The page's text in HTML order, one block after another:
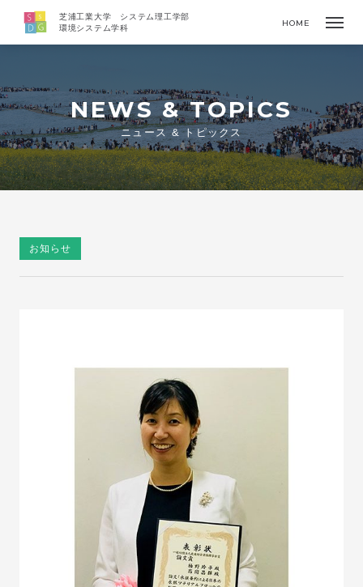
芝浦工業大学 システム理工学部
環境システム学科
HOME
NEWS & TOPICS
ニュース & トピックス
お知らせ